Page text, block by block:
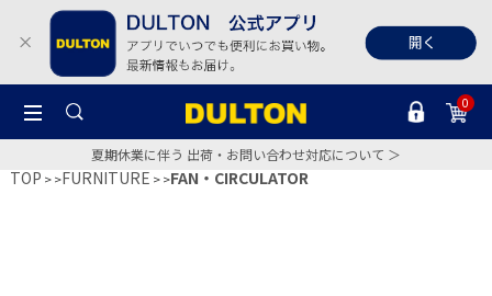
0
夏期休業に伴う 出荷・お問い合わせ対応について ＞
TOP >FURNITURE >FAN・CIRCULATOR